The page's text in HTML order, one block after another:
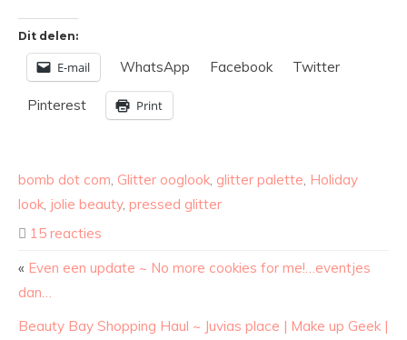
Dit delen:
E-mail WhatsApp Facebook Twitter
Pinterest Print
bomb dot com Glitter ooglook glitter palette Holiday
look jolie beauty, pressed glitter
15 reacties
« Even een update ~ No more cookies for me!…eventjes
dan…
Beauty Bay Shopping Haul ~ Juvias place | Make up Geek |